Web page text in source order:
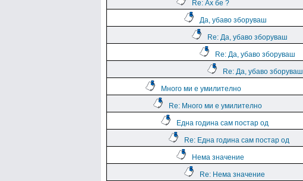
Re: Ах бе ?
Да, убаво зборуваш
Re: Да, убаво зборуваш
Re: Да, убаво зборуваш
Re: Да, убаво зборуваш
Много ми е умилително
Re: Много ми е умилително
Една година сам постар од
Re: Една година сам постар од
Нема значение
Re: Нема значение